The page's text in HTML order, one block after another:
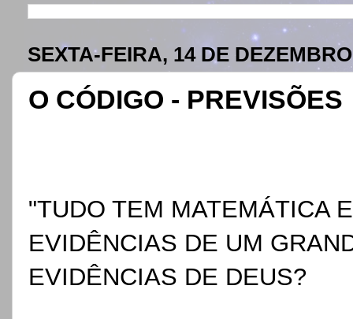
SEXTA-FEIRA, 14 DE
O CÓDIGO - PREVISÕES
"TUDO TEM MATEMÁTICA
EVIDÊNCIAS DE UM
EVIDÊNCIAS DE DEUS?